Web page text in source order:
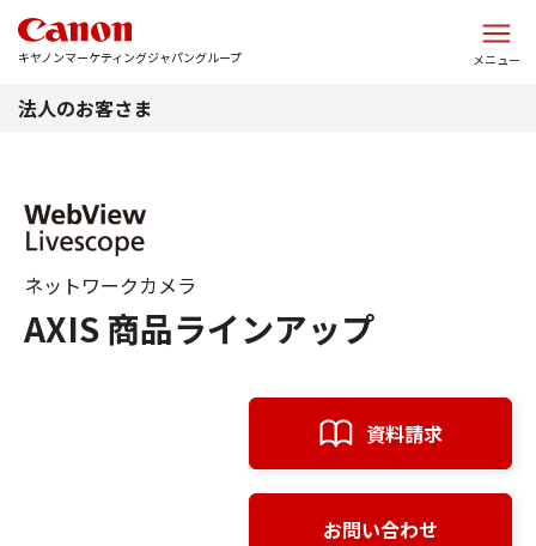
キヤノンマーケティングジャパングループ メニュー
法人のお客さま
AXIS 商品ラインアップ
ネットワークカメラ
資料請求
お問い合わせ